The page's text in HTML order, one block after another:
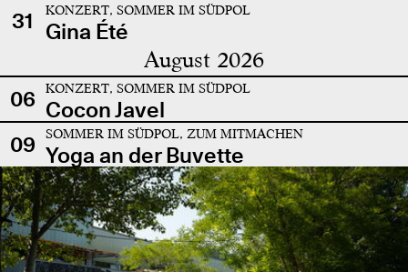
31
KONZERT, SOMMER IM SÜDPOL
Gina Été
August 2026
06 KONZERT, SOMMER IM SÜDPOL
Cocon Javel
09
SOMMER IM SÜDPOL, ZUM MITMACHEN
Yoga an der Buvette